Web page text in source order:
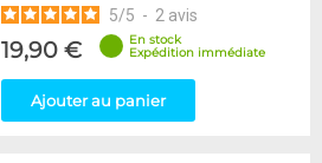
5/5 - 2 avis
19,90 €
En stock
Expédition immédiate
Ajouter au panier